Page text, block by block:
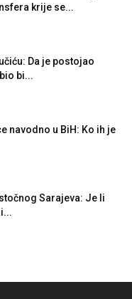
krije se...
Da je postojao
bi...
navodno u BiH: Ko ih je
Sarajeva: Je li